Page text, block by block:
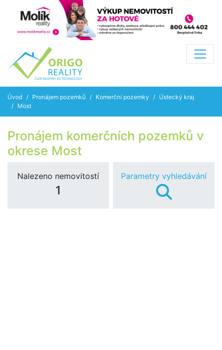
Úvod Pronájem pozemků Komerční pozemky
Ústecký kraj
Most
Pronájem komerčních pozemků v
okrese Most
Nalezeno nemovitostí
1
Parametry vyhledávání